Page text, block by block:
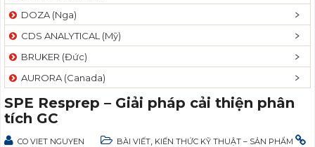
DOZA (Nga)
CDS ANALYTICAL (Mỹ)
BRUKER (Đức)
AURORA (Canada)
SPE Resprep – Giải pháp cải thiện phân
tích GC
CO VIET NGUYEN BÀI VIẾT KIẾN THỨC KỸ THUẬT – SẢN PHẨM